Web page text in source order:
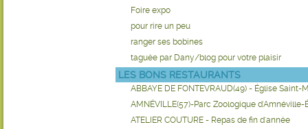
Foire expo
pour rire un peu
ranger ses bobines
taguée par Dany/blog pour votre plaisir
LES BONS RESTAURANTS
ABBAYE DE FONTEVRAUD(49) - Église Saint-
AMNÉVILLE(57)-Parc Zoologique
ATELIER COUTURE - Repas de fin d'année